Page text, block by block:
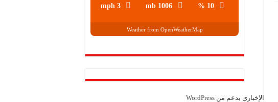
10 %
1006 mb
3 mph
Weather from OpenWeatherMap
الإخباري بدعم من WordPress